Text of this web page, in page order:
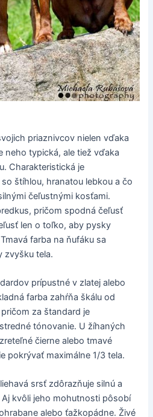
priaznivcov nielen vďaka
neho typická, ale tiež vďaka
Charakteristická je
štíhlou, hranatou lebkou a čo
čeľustnými kosťami.
pričom spodná čeľusť
len o toľko, aby pysky
farba na ňufáku sa
zvyšku tela.
prípustné v zlatej alebo
farba zahŕňa škálu od
za štandard je
tónovanie. U žíhaných
čierne alebo tmavé
pokrývať maximálne 1/3 tela.
srsť zdôrazňuje silnú a
kvôli jeho mohutnosti pôsobí
alebo ťažkopádne. Živé